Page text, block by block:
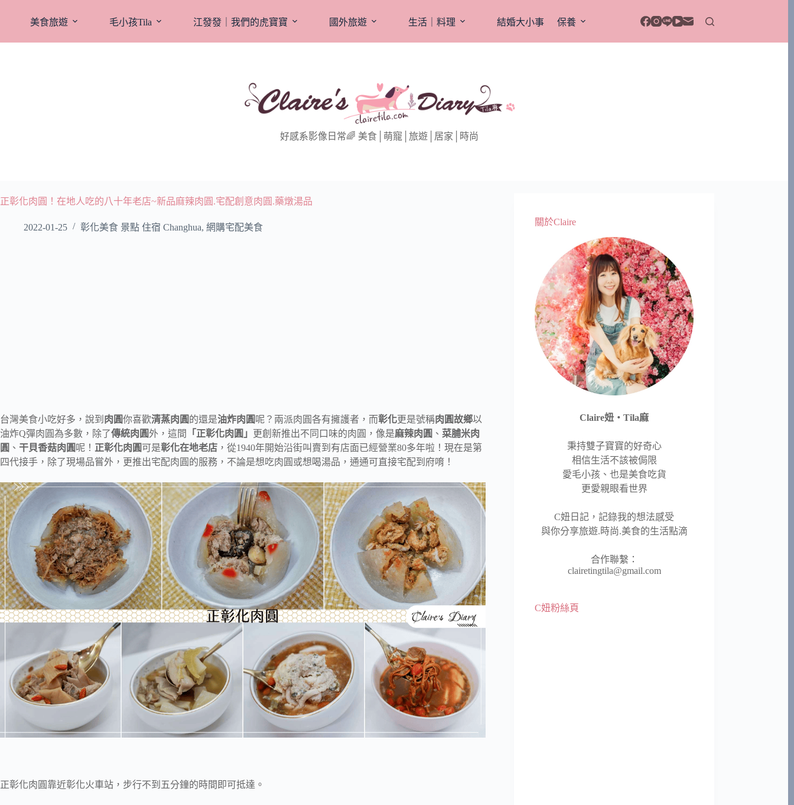
美食旅遊 毛小孩Tila 江發發｜我們的虎寶寶 國外旅遊 生活｜料理 結婚大小事 保養
好感系影像日常🌈 美食│萌寵│旅遊│居家│時尚
正彰化肉圓！在地人吃的八十年老店~新品麻辣肉圓.宅配創意肉圓.藥燉湯品
2022-01-25 彰化美食 景點 住宿 Changhua, 網購宅配美食
台灣美食小吃好多，說到 肉圓你喜歡清蒸肉圓的還是油炸肉圓 呢？兩派肉圓各有擁護者，而彰化更是號稱肉圓故鄉以
油炸Q彈肉圓為多數，除了傳統肉圓外，這間 「正彰化肉圓」 更創新推出不同口味的肉圓，像是麻辣肉圓 、 菜脯米肉
圓 、 干貝香菇肉圓 呢！ 正彰化肉圓可是彰化在地老店 ，從1940年開始沿街叫賣到有店面已經營業80多年啦！現在是第
四代接手，除了現場品嘗外，更推出宅配肉圓的服務，不論是想吃肉圓或想喝湯品，通通可直接宅配到府唷！
正彰化肉圓靠近彰化火車站，步行不到五分鐘的時間即可抵達。
關於Claire
Claire妞‧Tila麻
秉持雙子寶寶的好奇心
相信生活不該被侷限
愛毛小孩、也是美食吃貨
更愛親眼看世界
C妞日記，記錄我的想法感受
與你分享旅遊.時尚.美食的生活點滴
合作聯繫：
clairetingtila@gmail.com
C妞粉絲頁